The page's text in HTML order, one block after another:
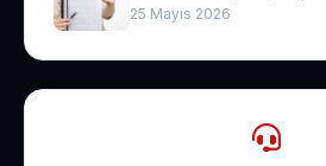
25 Mayıs 2026